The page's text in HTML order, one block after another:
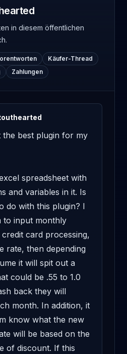
in diesem öffentlichen
Käufer-Thread
Zahlungen
the best plugin for my
spreadsheet with
and variables in it. Is
do with this plugin? I
to input monthly
card processing,
rate, then depending
it will spit out a
could be .55 to 1.0
back they will
month. In addition, it
know what the new
will be based on the
of discount. If this